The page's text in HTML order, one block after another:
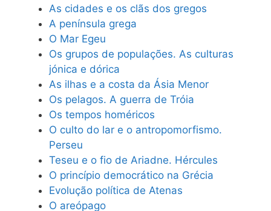
As cidades e os clãs dos gregos
A península grega
O Mar Egeu
Os grupos de populações. As culturas
jónica e dórica
As ilhas e a costa da Ásia Menor
Os pelagos. A guerra de Tróia
Os tempos homéricos
O culto do lar e o antropomorfismo.
Perseu
Teseu e o fio de Ariadne. Hércules
O princípio democrático na Grécia
Evolução política de Atenas
O areópago